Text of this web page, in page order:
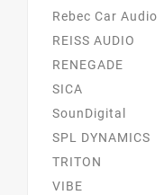
Rebec Car Audio
REISS AUDIO
RENEGADE
SICA
SounDigital
SPL DYNAMICS
TRITON
VIBE